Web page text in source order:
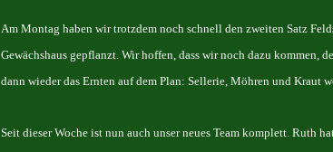
Am Montag haben wir trotzdem noch schnell den zweiten Satz
Gewächshaus gepflanzt. Wir hoffen, dass wir noch dazu kommen,
dann wieder das Ernten auf dem Plan: Sellerie, Möhren und Kraut
Seit dieser Woche ist nun auch unser neues Team komplett. Ruth